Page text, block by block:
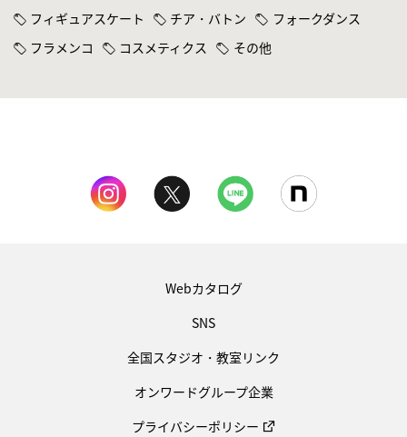
フィギュアスケート
チア・バトン
フォークダンス
フラメンコ
コスメティクス その他
Webカタログ
SNS
全国スタジオ・教室リンク
オンワードグループ企業
プライバシーポリシー